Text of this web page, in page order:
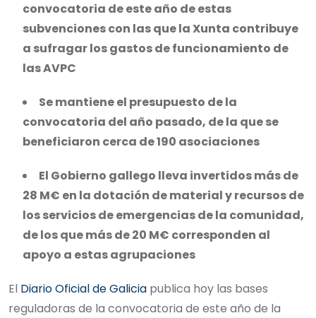
convocatoria de este año de estas
subvenciones con las que la Xunta contribuye
a sufragar los gastos de funcionamiento de
las AVPC
Se mantiene el presupuesto de la
convocatoria del año pasado, de la que se
beneficiaron cerca de 190 asociaciones
El Gobierno gallego lleva invertidos más de
28 M€ en la dotación de material y recursos de
los servicios de emergencias de la comunidad,
de los que más de 20 M€ corresponden al
apoyo a estas agrupaciones
El Diario Oficial de Galicia publica hoy las bases
reguladoras de la convocatoria de este año de la